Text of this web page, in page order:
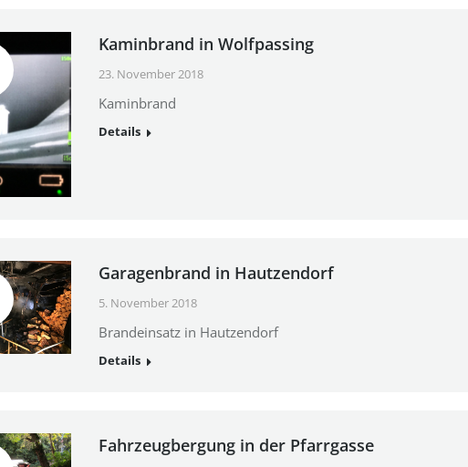
Kaminbrand in Wolfpassing
23. November 2018
Kaminbrand
Details
Garagenbrand in Hautzendorf
5. November 2018
Brandeinsatz in Hautzendorf
Details
Fahrzeugbergung in der Pfarrgasse